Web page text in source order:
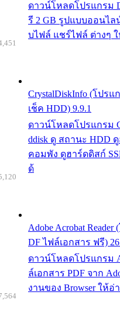
ดาวน์โหลดโปรแกรม
รี 2 GB รูปแบบออนไล
บไฟล์ แชร์ไฟล์ ต่างๆ
CrystalDiskInfo (โปรแ
เช็ค HDD) 9.9.1
ดาวน์โหลดโปรแกรม
ddisk ดู สถานะ HDD
คอมพัง ดูฮาร์ดดิสก์
ด้
Adobe Acrobat
DF ไฟล์เอกสาร ฟรี)
ดาวน์โหลดโปรแกรม
ล์เอกสาร PDF จาก
งานของ Browser ให้อ่